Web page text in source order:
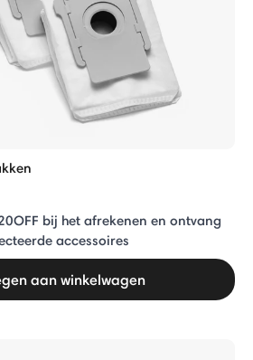
bij het afrekenen en ontvang
accessoires
aan winkelwagen